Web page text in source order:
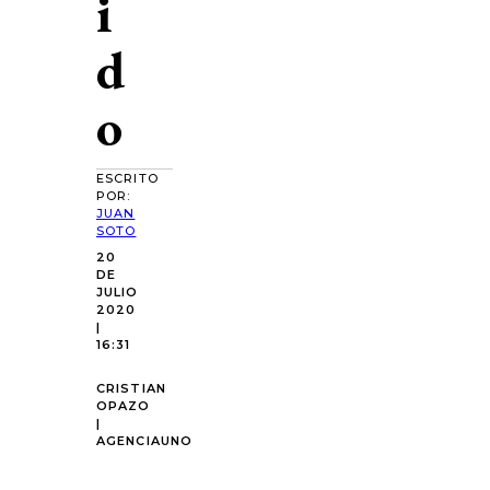
d
o
ESCRITO
POR:
JUAN
SOTO
20
DE
JULIO
2020
|
16:31
CRISTIAN
OPAZO
|
AGENCIAUNO